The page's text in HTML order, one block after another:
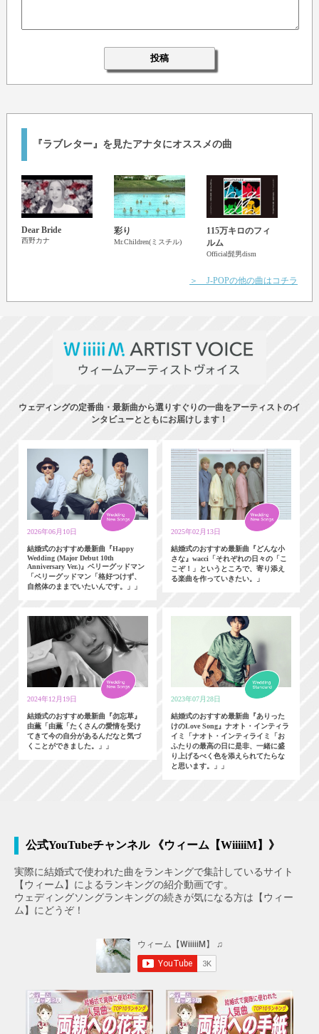
『ラブレター』を見たアナタにオススメの曲
Dear Bride
西野カナ
彩り
Mr.Children(ミスチル)
115万キロのフィ
ルム
Official髭男dism
＞ J-POPの他の曲はコチラ
ウェディングの定番曲・最新曲から選りすぐりの一曲をアーティストのイ
ンタビューとともにお届けします！
2026年06月10日
結婚式のおすすめ最新曲『Happy
Wedding (Major Debut 10th
Anniversary Ver.)』ベリーグッドマン
「ベリーグッドマン「格好つけず、
自然体のままでいたいんです。」」
2025年02月13日
結婚式のおすすめ最新曲『どんな小
さな』wacci「それぞれの日々の「こ
こぞ！」というところで、寄り添え
る楽曲を作っていきたい。」
2024年12月19日
結婚式のおすすめ最新曲『勿忘草』
由薫「由薫「たくさんの愛情を受け
てきて今の自分があるんだなと気づ
くことができました。」」
2023年07月28日
結婚式のおすすめ最新曲『ありった
けのLove Song』ナオト・インティラ
イミ「ナオト・インティライミ「お
ふたりの最高の日に是非、一緒に盛
り上げるべく色を添えられてたらな
と思います。」」
公式YouTubeチャンネル 《ウィーム【WiiiiiM】》
実際に結婚式で使われた曲をランキングで集計しているサイト
【ウィーム】によるランキングの紹介動画です。
ウェディングソングランキングの続きが気になる方は【ウィー
ム】にどうぞ！